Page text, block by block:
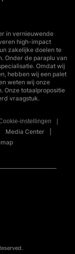
in vernieuwende
high-impact
zakelijke doelen te
Onder de paraplu van
Omdat wij
hebben wij een palet
weten wij onze
Onze totaalpropositie
vraagstuk.
instellingen
Media Center